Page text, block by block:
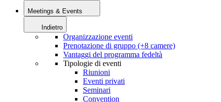
Meetings & Events
Indietro
Organizzazione eventi
Prenotazione di gruppo (+8 camere)
Vantaggi del programma fedeltà
Tipologie di eventi
Riunioni
Eventi privati
Seminari
Convention